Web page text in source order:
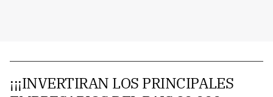
¡¡¡INVERTIRAN LOS PRINCIPALES